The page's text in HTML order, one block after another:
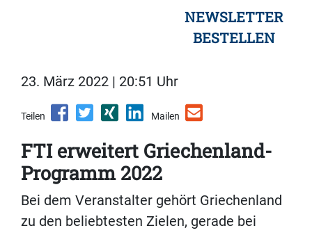
NEWSLETTER
BESTELLEN
23. März 2022 | 20:51 Uhr
Teilen Mailen
FTI erweitert Griechenland-
Programm 2022
Bei dem Veranstalter gehört Griechenland
zu den beliebtesten Zielen, gerade bei